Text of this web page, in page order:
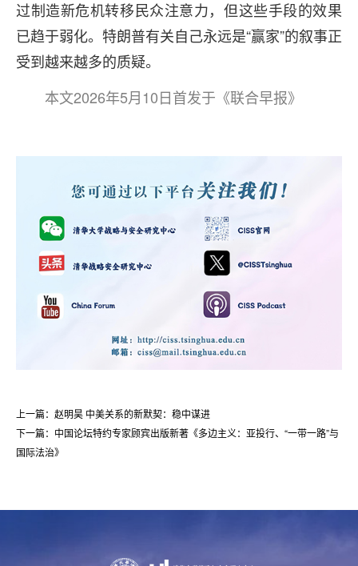
过制造新危机转移民众注意力，但这些手段的效果
已趋于弱化。特朗普有关自己永远是“赢家”的叙事正
受到越来越多的质疑。
本文2026年5月10日首发于《联合早报》
上一篇：赵明昊 中美关系的新默契：稳中谋进
下一篇：中国论坛特约专家顾宾出版新著《多边主义：亚投行、“一带一路”与
国际法治》